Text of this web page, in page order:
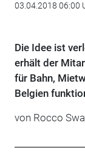
03.04.2018 06:00
Die Idee ist
erhält der
für Bahn,
Belgien
von Rocco